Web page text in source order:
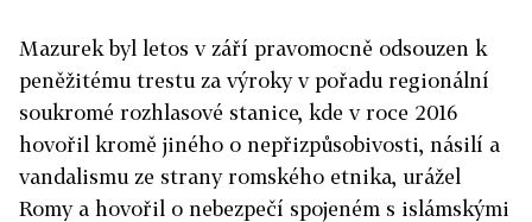
Mazurek byl letos v září pravomocně odsouzen k
peněžitému trestu za výroky v pořadu regionální
soukromé rozhlasové stanice, kde v roce 2016
hovořil kromě jiného o nepřizpůsobivosti, násilí a
vandalismu ze strany romského etnika, urážel
Romy a hovořil o nebezpečí spojeném s islámskými